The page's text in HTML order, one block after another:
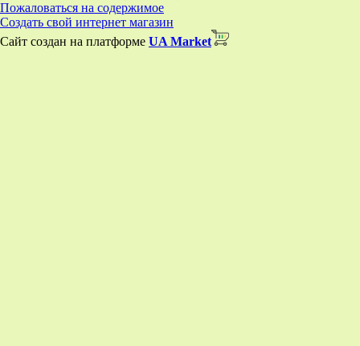
Пожаловаться на содержимое
Создать свой интернет магазин
Сайт создан на платформе UA Market